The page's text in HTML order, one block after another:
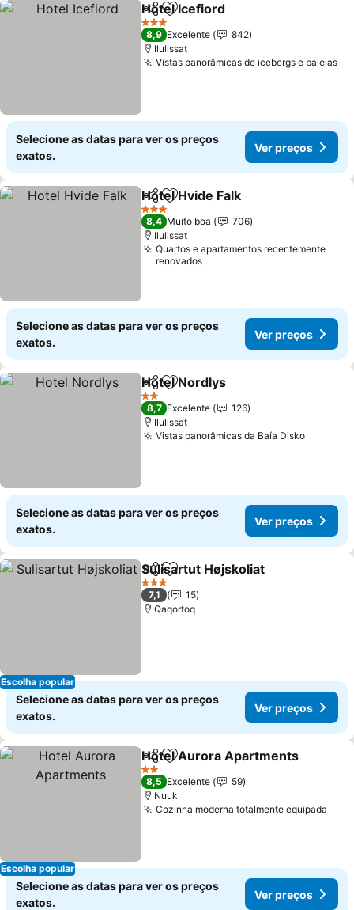
PartilharAdicionar aos favoritos
Hotel Icefiord
3 Estrelas
8,9 Excelente
842
Ilulissat
Vistas panorâmicas de icebergs e baleias
Selecione as datas para ver os preços
exatos.
Ver preços
PartilharAdicionar aos favoritos
Hotel Hvide Falk
3 Estrelas
8,4 Muito boa
706
Ilulissat
Quartos e apartamentos recentemente
renovados
Selecione as datas para ver os preços
exatos.
Ver preços
PartilharAdicionar aos favoritos
Hotel Nordlys
2 Estrelas
8,7 Excelente
126
Ilulissat
Vistas panorâmicas da Baía DiskoVer
Selecione as datas para ver os preços
exatos.
Ver preços
Escolha popular
PartilharAdicionar aos favoritos
Sulisartut Højskoliat
3 Estrelas
7,1
15
Qaqortoq
Selecione as datas para ver os preços
exatos.
Ver preços
Escolha popular
PartilharAdicionar aos favoritos
Hotel Aurora Apartments
2 Estrelas
8,5 Excelente
59
Nuuk
Cozinha moderna totalmente equipada
Selecione as datas para ver os preços
exatos.
Ver preços